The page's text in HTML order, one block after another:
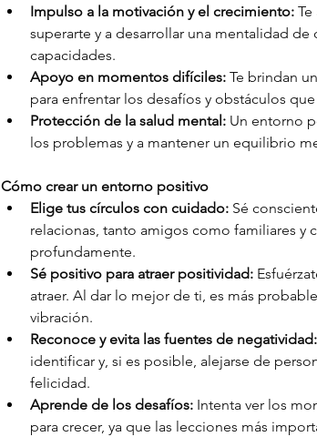
Impulso a la motivación y el crecimiento:
superarte y a desarrollar una mentalidad
capacidades.
Apoyo en momentos difíciles: Te brindan
para enfrentar los desafíos y obstáculos
Protección de la salud mental: Un entorno
los problemas y a mantener un equilibrio
Cómo crear un entorno positivo
Elige tus círculos con cuidado: Sé
relacionas, tanto amigos como familiares y
profundamente.
Sé positivo para atraer positividad:
atraer. Al dar lo mejor de ti, es más
vibración.
Reconoce y evita las fuentes de negatividad:
identificar y, si es posible, alejarse de
felicidad.
Aprende de los desafíos: Intenta ver los
para crecer, ya que las lecciones más